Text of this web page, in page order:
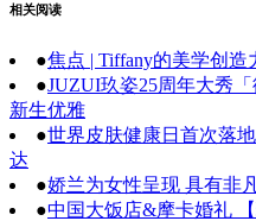
相关阅读
●焦点 | Tiffany的美学创
●JUZUI玖姿25周年大秀
新生优雅
●世界皮肤健康日首次落
达
●娇兰为女性呈现 具有非
●中国大饭店&摩卡婚礼